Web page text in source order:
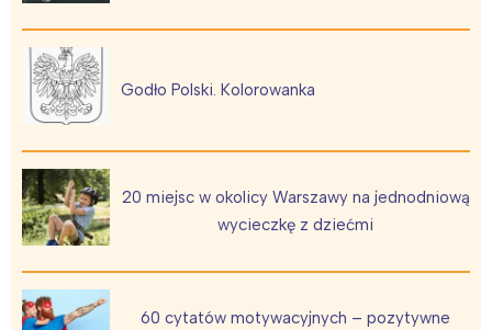
Godło Polski. Kolorowanka
20 miejsc w okolicy Warszawy na jednodniową
wycieczkę z dziećmi
60 cytatów motywacyjnych – pozytywne